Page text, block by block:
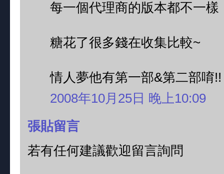
每一個代理商的版本都不一樣
糖花了很多錢在收集比較~
情人夢他有第一部&第二部唷!!
2008年10月25日 晚上10:09
張貼留言
若有任何建議歡迎留言詢問